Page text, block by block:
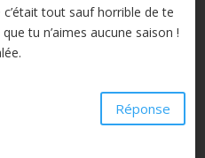
tout sauf horrible de te
tu n’aimes aucune saison !
Réponse